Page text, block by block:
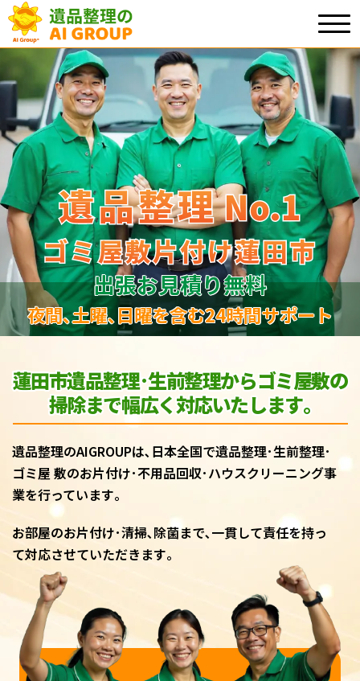
遺品整理No.1
ゴミ屋敷片付け蓮田市
遺品整理No.1
ゴミ屋敷片付け蓮田市
出張お見積り無料
夜間､土曜､日曜を含む24時間サポート
蓮田市遺品整理･生前整理からゴミ屋敷の
掃除まで幅広く対応いたします｡
遺品整理のAIGROUPは､日本全国で遺品整理･生前整理･
ゴミ屋 敷のお片付け･不用品回収･ハウスクリーニング事
業を行っています｡
お部屋のお片付け･清掃､除菌まで､一貫して責任を持っ
て対応させていただきます｡